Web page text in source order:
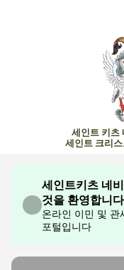
세인트 키츠
세인트 크리
세인트키츠 네
것을 환영합니다
온라인 이민 및 관
포털입니다